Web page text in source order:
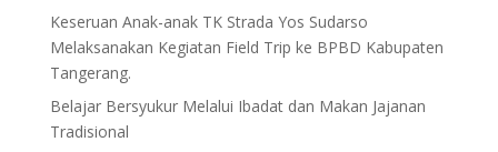
Keseruan Anak-anak TK Strada Yos Sudarso
Melaksanakan Kegiatan Field Trip ke BPBD Kabupaten
Tangerang.
Belajar Bersyukur Melalui Ibadat dan Makan Jajanan
Tradisional